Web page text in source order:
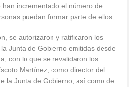
han incrementado el número de
puedan formar parte de ellos.
se autorizaron y ratificaron los
Junta de Gobierno emitidas desde
con lo que se revalidaron los
Martínez, como director del
la Junta de Gobierno, así como de